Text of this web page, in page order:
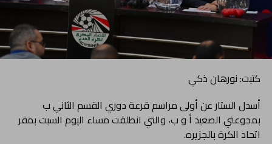
كتبت: نورهان ذكي
أسدل الستار عن أولى مراسم قرعة دوري القسم الثاني ب
بمجوعتي الصعيد أ و ب، والتي انطلقت مساء اليوم السبت بمقر
اتحاد الكرة بالجزيره.